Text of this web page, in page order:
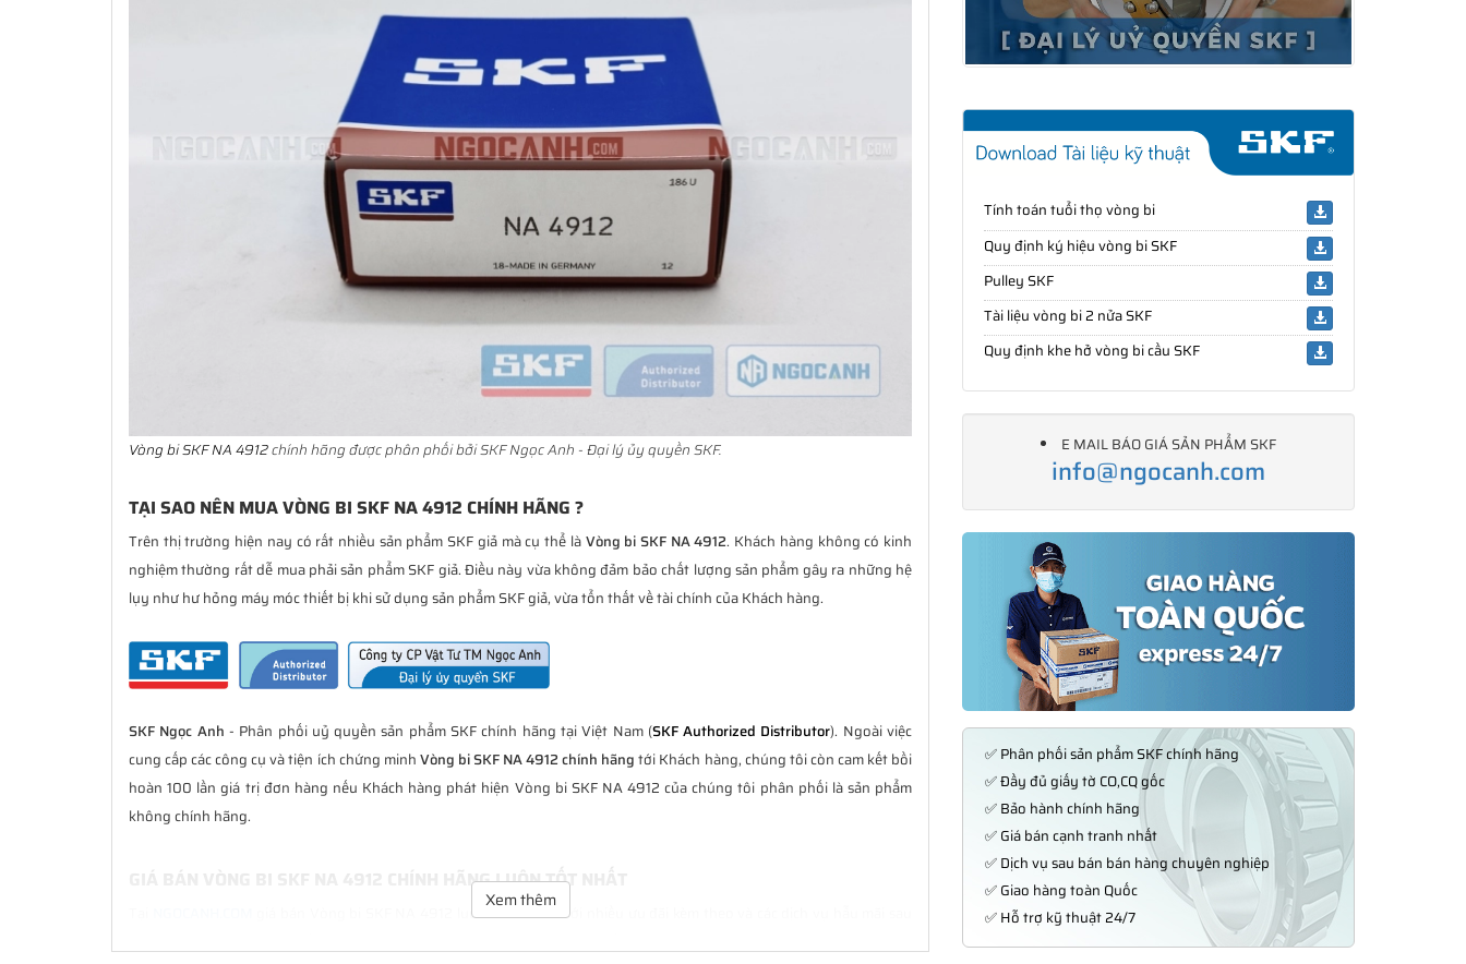
Vòng bi SKF NA 4912chính hãng được phân phối bởi SKF Ngọc Anh - Đại lý ủy quyền SKF.
TẠI SAO NÊN MUA VÒNG BI SKF NA 4912 CHÍNH HÃNG ?
Trên thị trường hiện nay có rất nhiều sản phẩm SKF giả mà cụ thể làVòng bi SKF NA 4912. Khách hàng không có kinh
nghiệm thường rất dễ mua phải sản phẩm SKF giả. Điều này vừa không đảm bảo chất lượng sản phẩm gây ra những hệ
lụy như hư hỏng máy móc thiết bị khi sử dụng sản phẩm SKF giả, vừa tổn thất về tài chính của Khách hàng.
SKF Ngọc Anh - Phân phối uỷ quyền sản phẩm SKF chính hãng tại Việt Nam (SKF Authorized Distributor). Ngoài việc
cung cấp các công cụ và tiện ích chứng minhVòng bi SKF NA 4912 chính hãngtới Khách hàng, chúng tôi còn cam kết bồi
hoàn 100 lần giá trị đơn hàng nếu Khách hàng phát hiện Vòng bi SKF NA 4912 của chúng tôi phân phối là sản phẩm
không chính hãng.
GIÁ BÁN VÒNG BI SKF NA 4912 CHÍNH HÃNG LUÔN TỐT NHẤT
giá bán Vòng bi SKF NA 4912 luôn là tốt nhất với nhiều ưu đãi kèm theo và các dịch vụ hẫu mãi sau
Xem thêm
Tính toán tuổi thọ vòng bi
Quy định ký hiệu vòng bi SKF
Pulley SKF
Tài liệu vòng bi 2 nửa SKF
Quy định khe hở vòng bi cầu SKF
E MAIL BÁO GIÁ SẢN PHẨM SKF
info@ngocanh.com
✅ Phân phối sản phẩm SKF chính hãng
✅ Đầy đủ giấy tờ CO,CQ gốc
✅ Bảo hành chính hãng
✅ Giá bán cạnh tranh nhất
✅ Dịch vụ sau bán bán hàng chuyên nghiệp
✅ Giao hàng toàn Quốc
✅ Hỗ trợ kỹ thuật 24/7